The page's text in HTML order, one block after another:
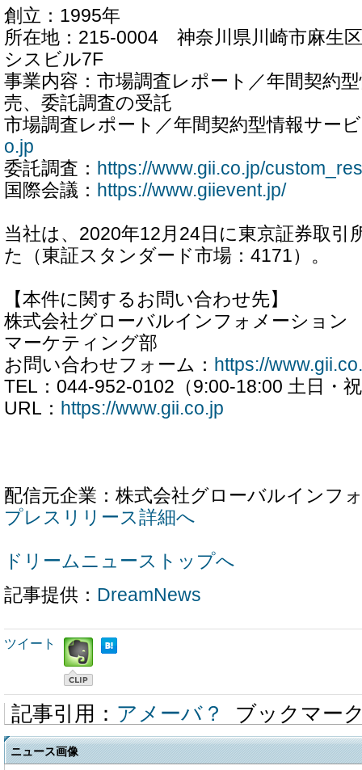
創立：1995年
所在地：215-0004 神奈川県川崎市麻生
シスビル7F
事業内容：市場調査レポート／年間契約
売、委託調査の受託
市場調査レポート／年間契約型情報サー
o.jp
委託調査： https://www.gii.co.jp/
国際会議： https://www.giievent.jp/
当社は、2020年12月24日に東京証券取引
た（東証スタンダード市場：4171）。
【本件に関するお問い合わせ先】
株式会社グローバルインフォメーション
マーケティング部
お問い合わせフォーム： https://
TEL：044-952-0102（9:00-18:00 土日・
URL： https://www.gii.co.jp
配信元企業：株式会社グローバルインフ
プレスリリース詳細へ
ドリームニューストップへ
記事提供： DreamNews
ツイート
記事引用： アメーバ？ ブックマー
ニュース画像